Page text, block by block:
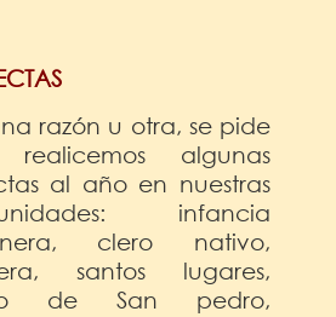
razón u otra, se pide
algunas
al año en nuestras
infancia
clero nativo,
santos lugares,
de San pedro,